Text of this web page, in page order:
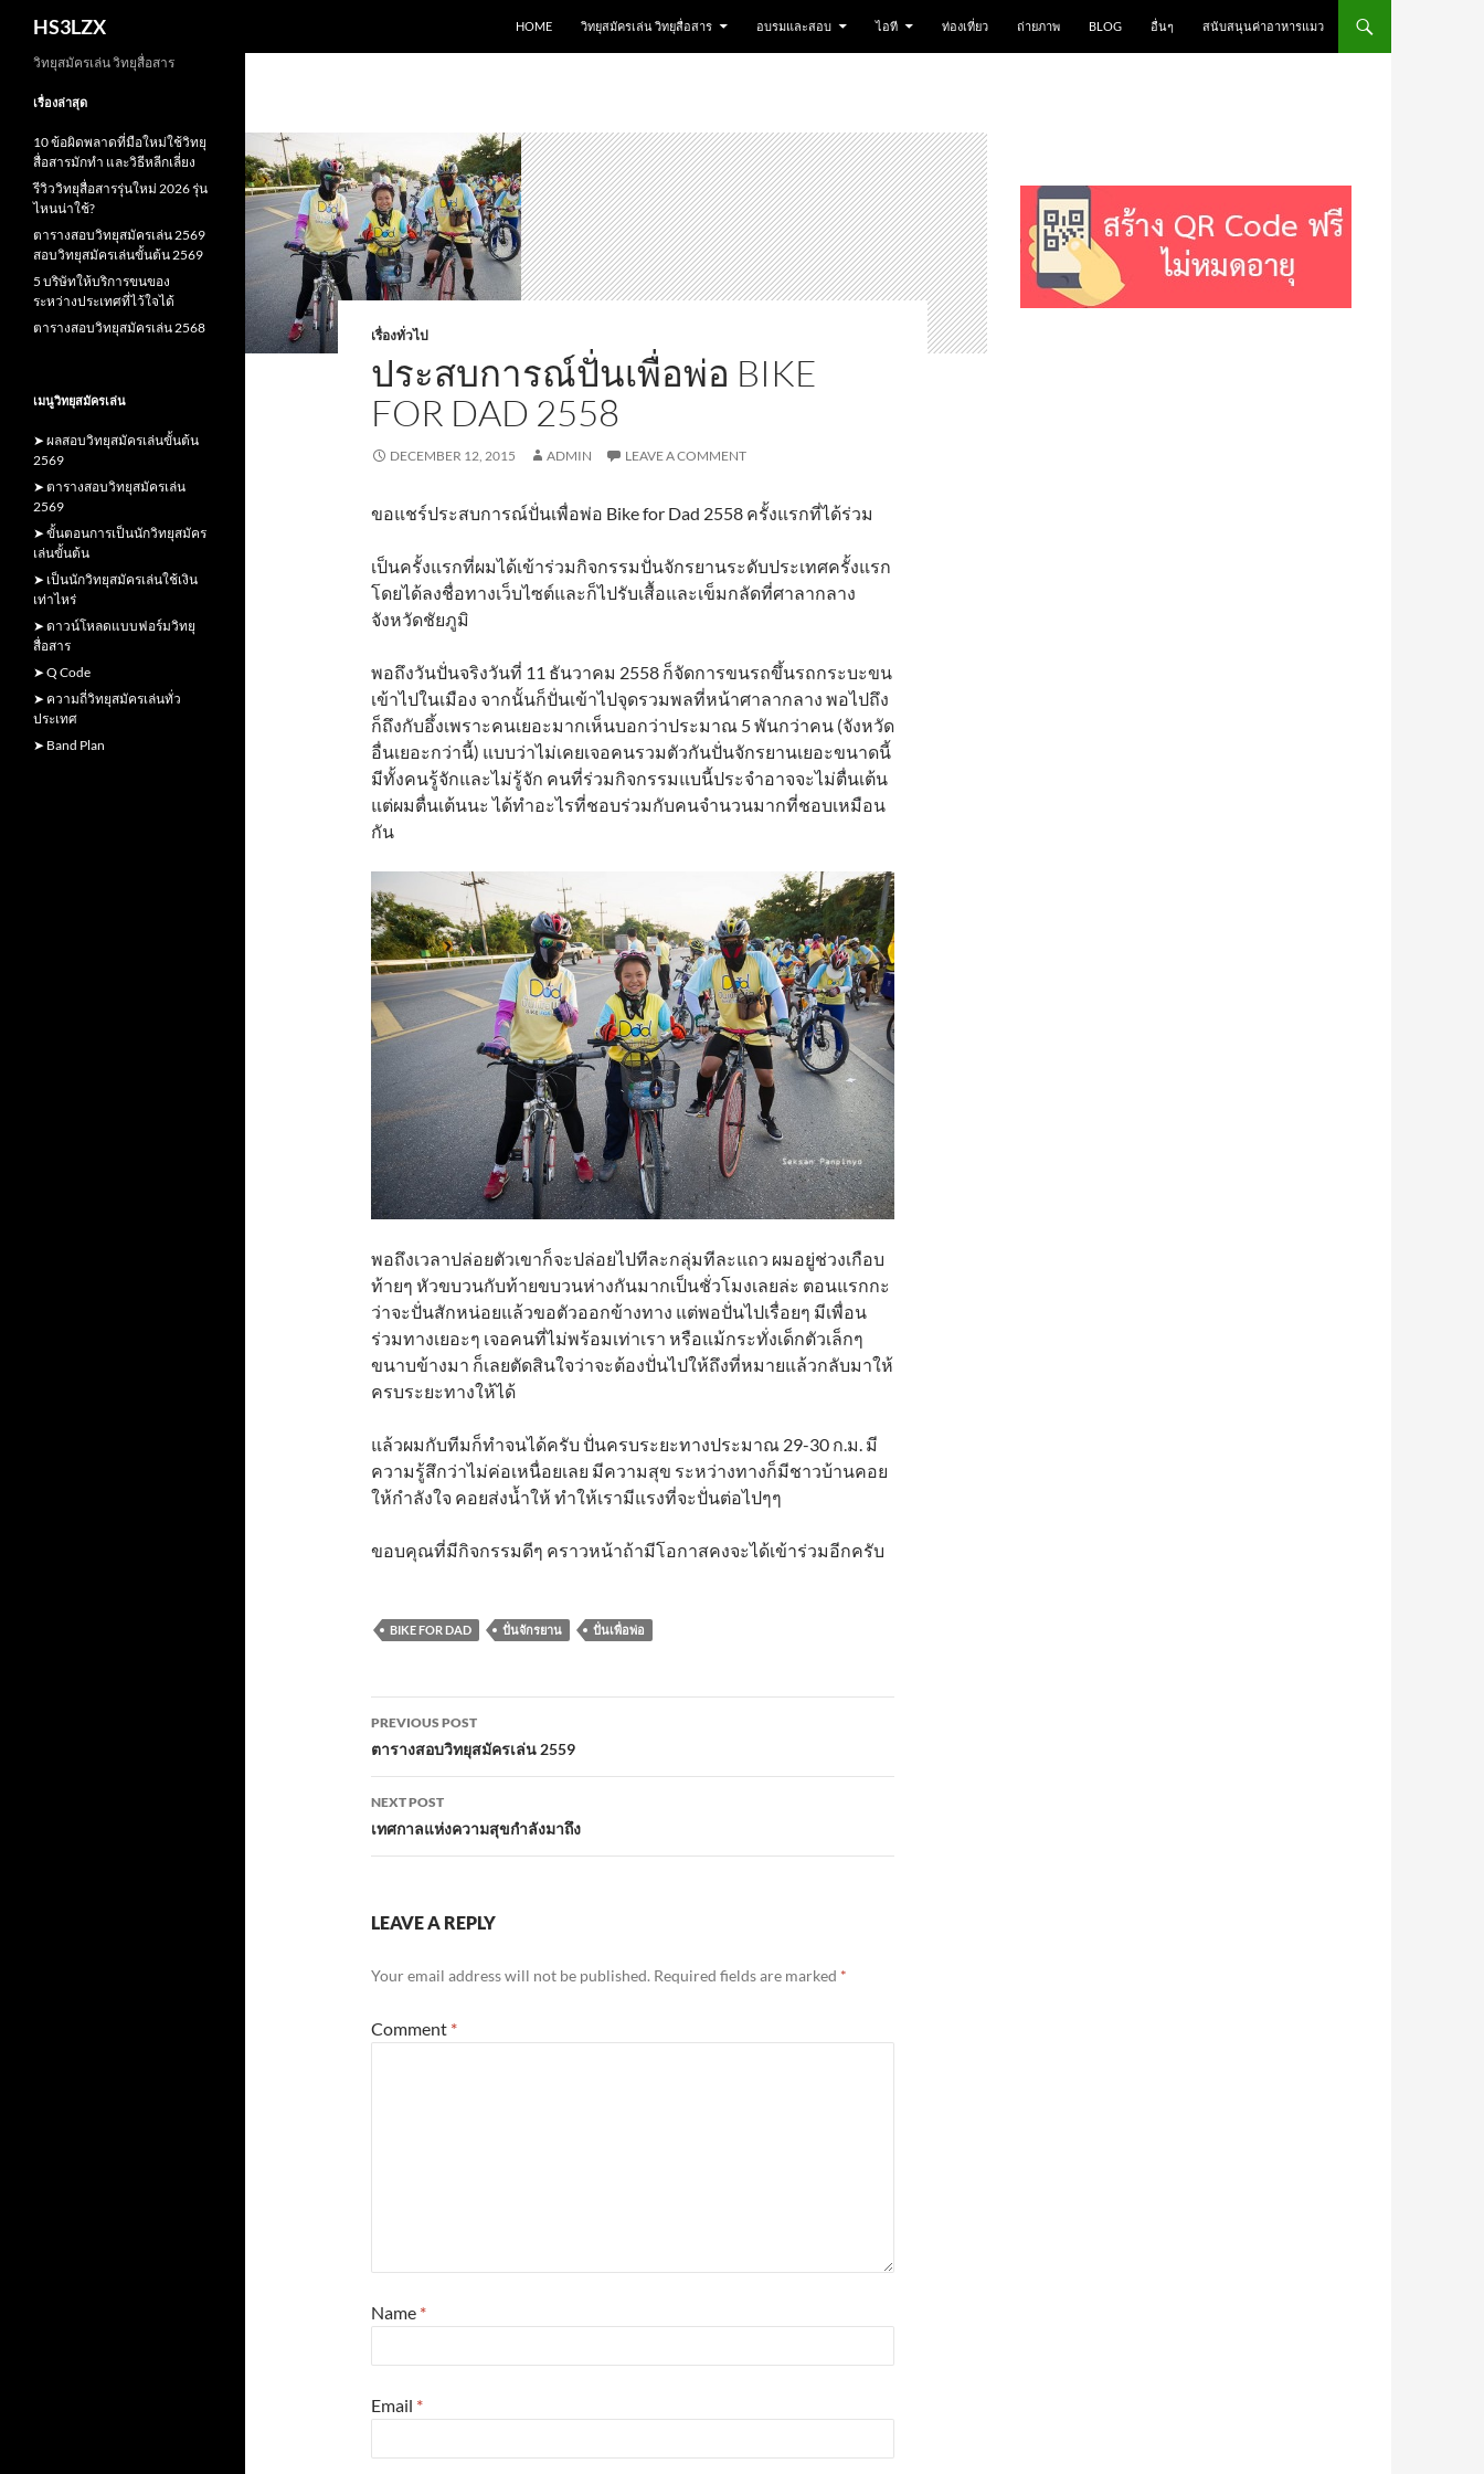
HS3LZX HOME วิทยุสมัครเล่น วิทยุสื่อสาร อบรมและสอบ ไอที ท่องเที่ยว ถ่ายภาพ BLOG อื่นๆ สนับสนุนค่าอาหารแมว
เรื่องทั่วไป
ประสบการณ์ปั่นเพื่อพ่อ BIKE
FOR DAD 2558
DECEMBER 12, 2015 ADMIN LEAVE A COMMENT
ขอแชร์ประสบการณ์ปั่นเพื่อพ่อ Bike for Dad 2558 ครั้งแรกที่ได้ร่วม
เป็นครั้งแรกที่ผมได้เข้าร่วมกิจกรรมปั่นจักรยานระดับประเทศครั้งแรก
โดยได้ลงชื่อทางเว็บไซต์และก็ไปรับเสื้อและเข็มกลัดที่ศาลากลาง
จังหวัดชัยภูมิ
พอถึงวันปั่นจริงวันที่ 11 ธันวาคม 2558 ก็จัดการขนรถขึ้นรถกระบะขน
เข้าไปในเมือง จากนั้นก็ปั่นเข้าไปจุดรวมพลที่หน้าศาลากลาง พอไปถึง
ก็ถึงกับอึ้งเพราะคนเยอะมากเห็นบอกว่าประมาณ 5 พันกว่าคน (จังหวัด
อื่นเยอะกว่านี้) แบบว่าไม่เคยเจอคนรวมตัวกันปั่นจักรยานเยอะขนาดนี้
มีทั้งคนรู้จักและไม่รู้จัก คนที่ร่วมกิจกรรมแบนี้ประจำอาจจะไม่ตื่นเต้น
แต่ผมตื่นเต้นนะ ได้ทำอะไรที่ชอบร่วมกับคนจำนวนมากที่ชอบเหมือน
กัน
พอถึงเวลาปล่อยตัวเขาก็จะปล่อยไปทีละกลุ่มทีละแถว ผมอยู่ช่วงเกือบ
ท้ายๆ หัวขบวนกับท้ายขบวนห่างกันมากเป็นชั่วโมงเลยล่ะ ตอนแรกกะ
ว่าจะปั่นสักหน่อยแล้วขอตัวออกข้างทาง แต่พอปั่นไปเรื่อยๆ มีเพื่อน
ร่วมทางเยอะๆ เจอคนที่ไม่พร้อมเท่าเรา หรือแม้กระทั่งเด็กตัวเล็กๆ
ขนาบข้างมา ก็เลยตัดสินใจว่าจะต้องปั่นไปให้ถึงที่หมายแล้วกลับมาให้
ครบระยะทางให้ได้
แล้วผมกับทีมก็ทำจนได้ครับ ปั่นครบระยะทางประมาณ 29-30 ก.ม. มี
ความรู้สึกว่าไม่ค่อเหนื่อยเลย มีความสุข ระหว่างทางก็มีชาวบ้านคอย
ให้กำลังใจ คอยส่งน้ำให้ ทำให้เรามีแรงที่จะปั่นต่อไปๆๆ
ขอบคุณที่มีกิจกรรมดีๆ คราวหน้าถ้ามีโอกาสคงจะได้เข้าร่วมอีกครับ
BIKE FOR DAD ปั่นจักรยาน ปั่นเพื่อพ่อ
Post
navigation
PREVIOUS POST
ตารางสอบวิทยุสมัครเล่น 2559
NEXT POST
เทศกาลแห่งความสุขกำลังมาถึง
LEAVE A REPLY
Your email address will not be published. Required fields are marked *
Comment *
Name *
Email *
วิทยุสมัครเล่น วิทยุสื่อสาร
เรื่องล่าสุด
10 ข้อผิดพลาดที่มือใหม่ใช้วิทยุ
สื่อสารมักทำ และวิธีหลีกเลี่ยง
รีวิววิทยุสื่อสารรุ่นใหม่ 2026 รุ่น
ไหนน่าใช้?
ตารางสอบวิทยุสมัครเล่น 2569
สอบวิทยุสมัครเล่นขั้นต้น 2569
5 บริษัทให้บริการขนของ
ระหว่างประเทศที่ไว้ใจได้
ตารางสอบวิทยุสมัครเล่น 2568
เมนูวิทยุสมัครเล่น
➤ ผลสอบวิทยุสมัครเล่นขั้นต้น
2569
➤ ตารางสอบวิทยุสมัครเล่น
2569
➤ ขั้นตอนการเป็นนักวิทยุสมัคร
เล่นขั้นต้น
➤ เป็นนักวิทยุสมัครเล่นใช้เงิน
เท่าไหร่
➤ ดาวน์โหลดแบบฟอร์มวิทยุ
สื่อสาร
➤ Q Code
➤ ความถี่วิทยุสมัครเล่นทั่ว
ประเทศ
➤ Band Plan